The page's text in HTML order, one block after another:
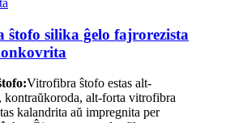
silika ĝelo fajrorezista
Vitrofibra ŝtofo estas alt-
kontraŭkoroda, alt-forta vitrofibra
kalandrita aŭ impregnita per